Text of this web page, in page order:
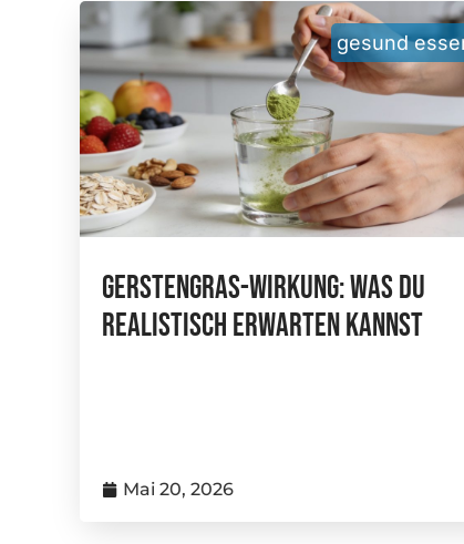
gesund
Gerstengras-Wirkung: Was Du
Realistisch Erwarten Kannst
Mai 20, 2026